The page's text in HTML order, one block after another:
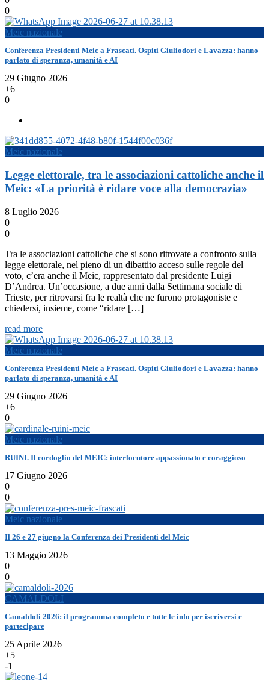
0
Meic nazionale
Conferenza Presidenti Meic a Frascati. Ospiti Giuliodori e Lavazza: hanno
parlato di speranza, umanità e AI
29 Giugno 2026
+6
0
Meic nazionale
Legge elettorale, tra le associazioni cattoliche anche il
Meic: «La priorità è ridare voce alla democrazia»
8 Luglio 2026
0
0
Tra le associazioni cattoliche che si sono ritrovate a confronto sulla
legge elettorale, nel pieno di un dibattito acceso sulle regole del
voto, c’era anche il Meic, rappresentato dal presidente Luigi
D’Andrea. Un’occasione, a due anni dalla Settimana sociale di
Trieste, per ritrovarsi fra le realtà che ne furono protagoniste e
chiedersi, insieme, come “ridare […]
read more
Meic nazionale
Conferenza Presidenti Meic a Frascati. Ospiti Giuliodori e Lavazza: hanno
parlato di speranza, umanità e AI
29 Giugno 2026
+6
0
Meic nazionale
RUINI. Il cordoglio del MEIC: interlocutore appassionato e coraggioso
17 Giugno 2026
0
0
Meic nazionale
Il 26 e 27 giugno la Conferenza dei Presidenti del Meic
13 Maggio 2026
0
0
CAMALDOLI
Camaldoli 2026: il programma completo e tutte le info per iscriversi e
partecipare
25 Aprile 2026
+5
-1